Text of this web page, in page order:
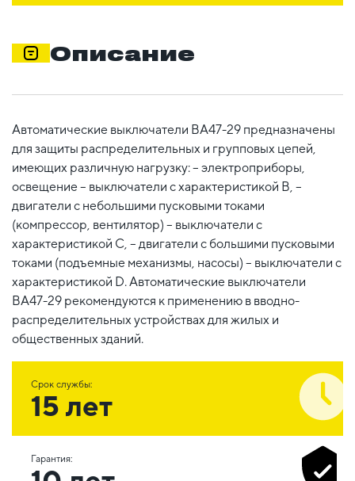
Описание
Автоматические выключатели ВА47-29 предназначены
для защиты распределительных и групповых цепей,
имеющих различную нагрузку: – электроприборы,
освещение – выключатели с характеристикой В, –
двигатели с небольшими пусковыми токами
(компрессор, вентилятор) – выключатели с
характеристикой C, – двигатели с большими пусковыми
токами (подъемные механизмы, насосы) – выключатели с
характеристикой D. Автоматические выключатели
ВА47-29 рекомендуются к применению в вводно-
распределительных устройствах для жилых и
общественных зданий.
Срок службы:
15 лет
Гарантия: